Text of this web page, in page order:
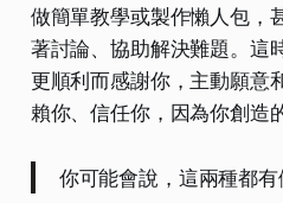
做簡單教學或製作懶人包，
著討論、協助解決難題。這
更順利而感謝你，主動願意
賴你、信任你，因為你創造
你可能會說，這兩種都